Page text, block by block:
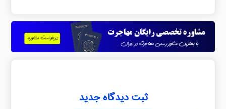
ثبت دیدگاه جدید